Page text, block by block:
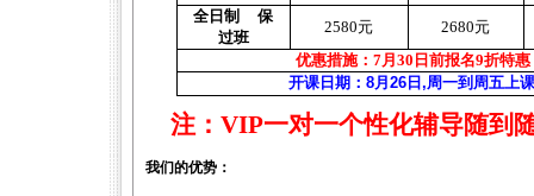
全日制
保
过班
2580元 2680元
优惠措施：7月30 日前报名9折特惠
开课日期： 8月 26日 ,周一到周五上课
注： VIP一对一个性化辅导随到
我们的优势：